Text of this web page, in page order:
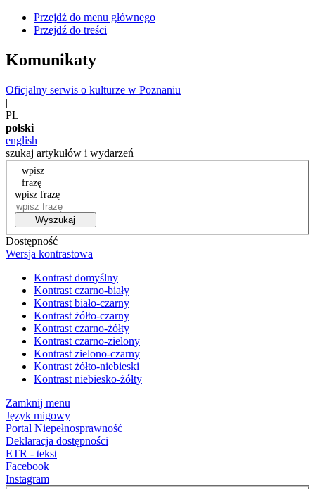
Przejdź do menu głównego
Przejdź do treści
Komunikaty
Oficjalny serwis o kulturze w Poznaniu
|
PL
polski
english
szukaj artykułów i wydarzeń
wpisz
frazę
wpisz frazę
Wyszukaj
Dostępność
Wersja kontrastowa
Kontrast domyślny
Kontrast czarno-biały
Kontrast biało-czarny
Kontrast żółto-czarny
Kontrast czarno-żółty
Kontrast czarno-zielony
Kontrast zielono-czarny
Kontrast żółto-niebieski
Kontrast niebiesko-żółty
Zamknij menu
Język migowy
Portal Niepełnosprawność
Deklaracja dostępności
ETR - tekst
Facebook
Instagram